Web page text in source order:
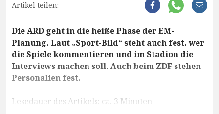
Artikel teilen:
Die ARD geht in die heiße Phase der EM-
Planung. Laut „Sport-Bild“ steht auch fest, wer
die Spiele kommentieren und im Stadion die
Interviews machen soll. Auch beim ZDF stehen
Personalien fest.
Lesedauer des Artikels: ca. 3 Minuten